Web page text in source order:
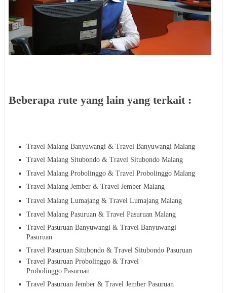
Beberapa rute yang lain yang terkait :
Travel Malang Banyuwangi & Travel Banyuwangi Malang
Travel Malang Situbondo & Travel Situbondo Malang
Travel Malang Probolinggo & Travel Probolinggo Malang
Travel Malang Jember & Travel Jember Malang
Travel Malang Lumajang & Travel Lumajang Malang
Travel Malang Pasuruan & Travel Pasuruan Malang
Travel Pasuruan Banyuwangi & Travel Banyuwangi
Pasuruan
Travel Pasuruan Situbondo & Travel Situbondo Pasuruan
Travel Pasuruan Probolinggo & Travel
Probolinggo Pasuruan
Travel Pasuruan Jember & Travel Jember Pasuruan